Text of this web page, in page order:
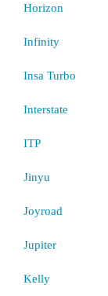
Horizon
Infinity
Insa Turbo
Interstate
ITP
Jinyu
Joyroad
Jupiter
Kelly